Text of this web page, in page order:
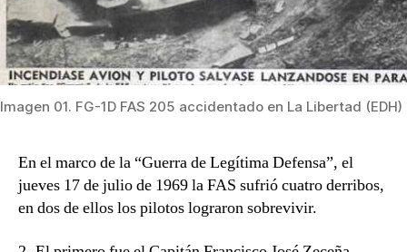
Imagen 01. FG-1D FAS 205 accidentado en La Libertad (EDH)
En el marco de la “Guerra de Legítima Defensa”, el
jueves 17 de julio de 1969 la FAS sufrió cuatro derribos,
en dos de ellos los pilotos lograron sobrevivir.